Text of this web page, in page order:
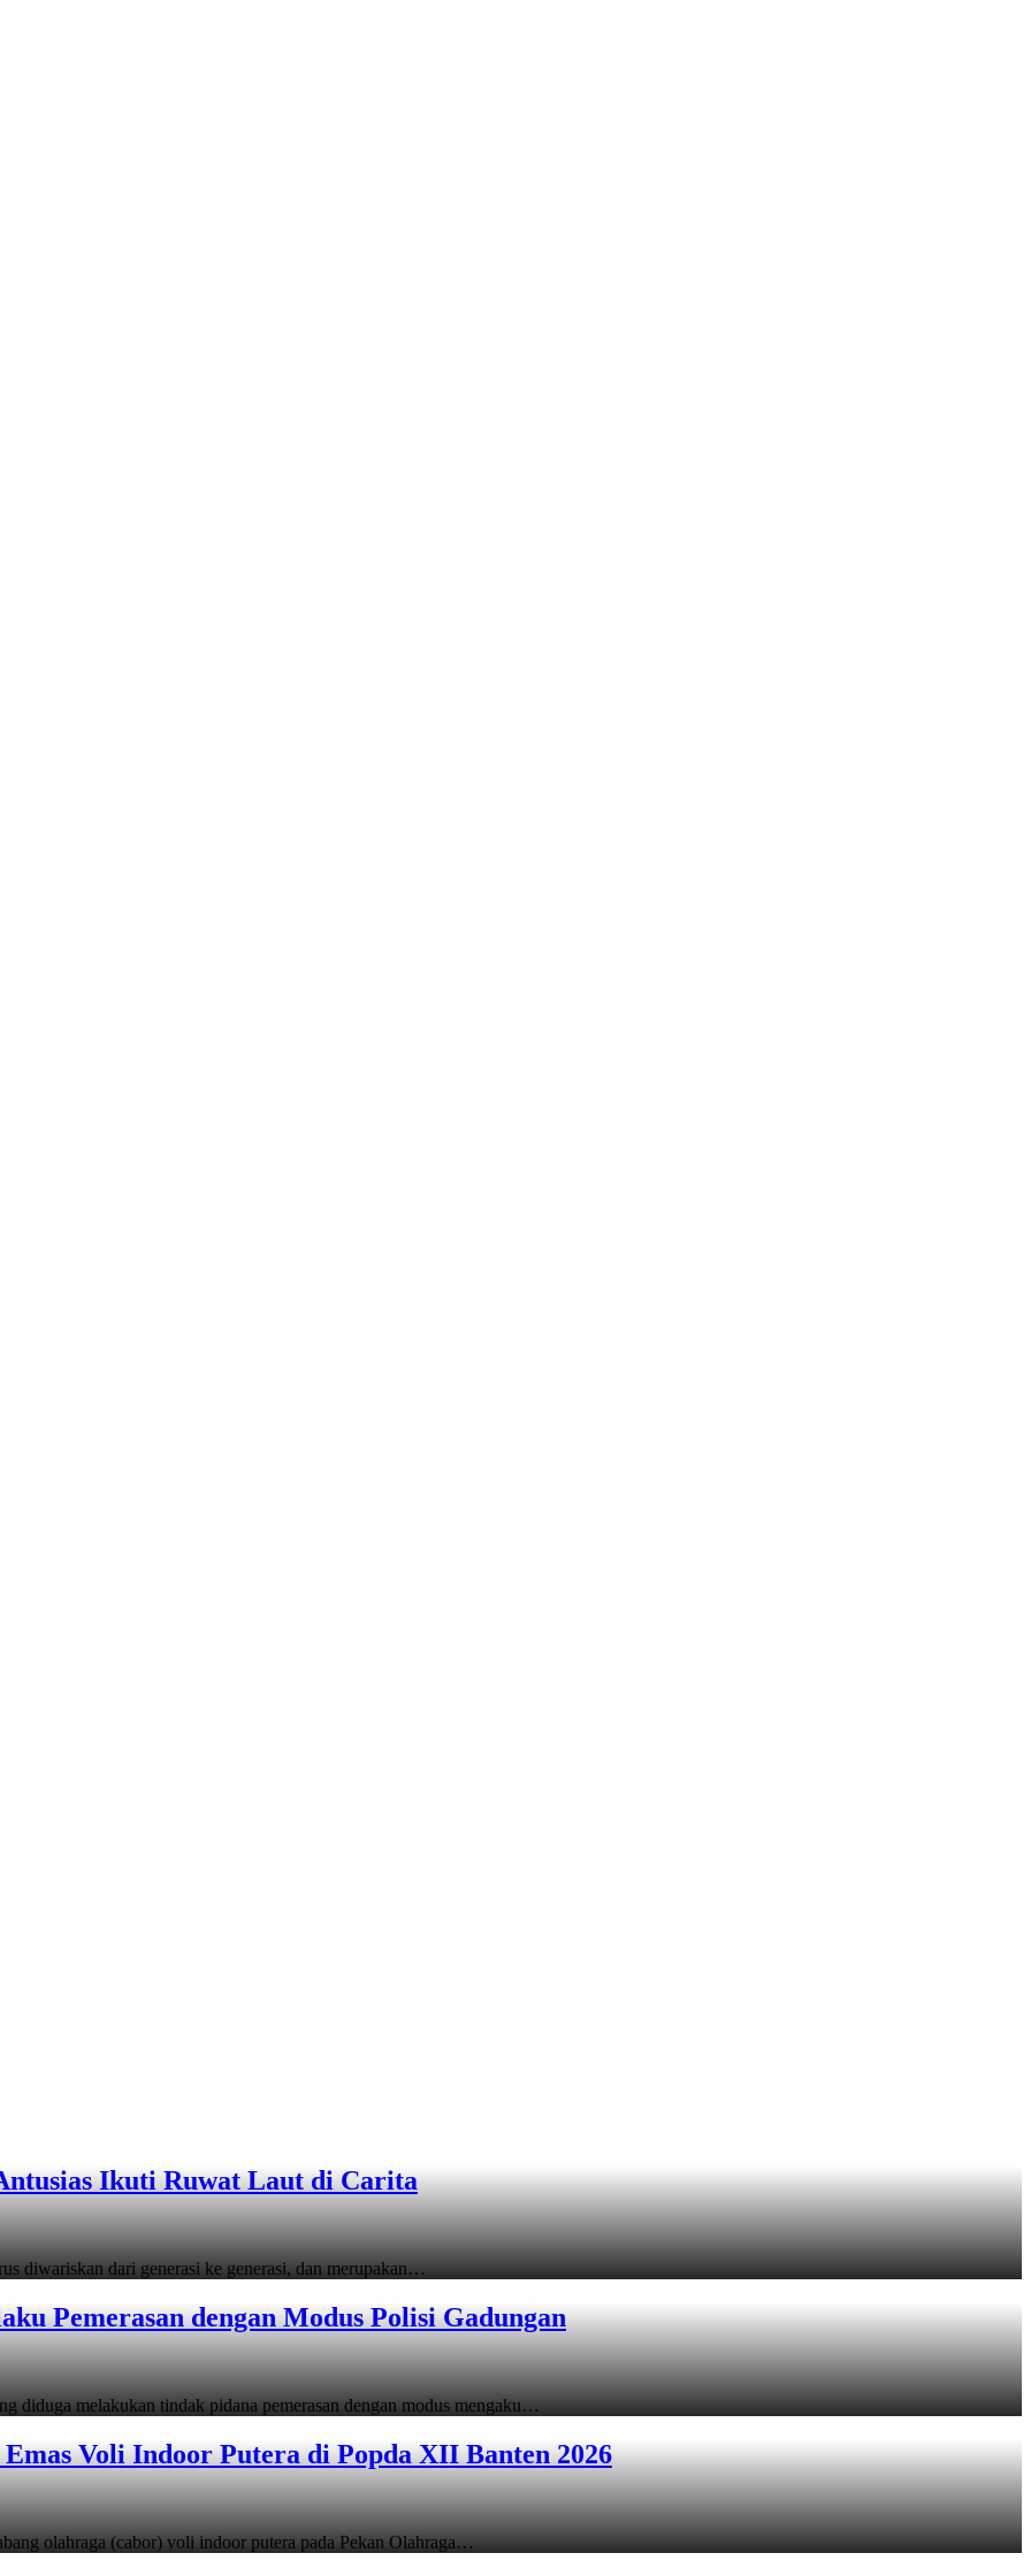
Ikuti Ruwat Laut di Carita
diwariskan dari generasi ke generasi, dan merupakan…
Pemerasan dengan Modus Polisi Gadungan
diduga melakukan tindak pidana pemerasan dengan modus mengaku…
Voli Indoor Putera di Popda XII Banten 2026
olahraga (cabor) voli indoor putera pada Pekan Olahraga…